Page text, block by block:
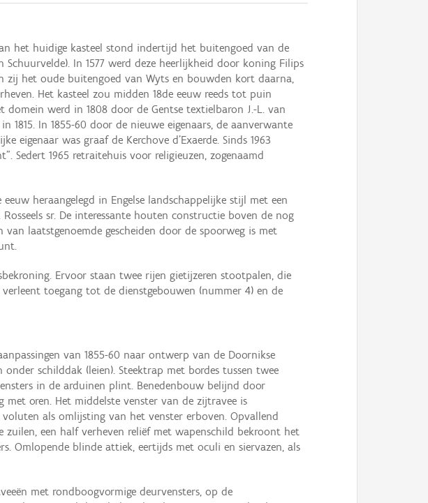
het huidige kasteel stond indertijd het buitengoed van de
In 1577 werd deze heerlijkheid door koning Filips
zij het oude buitengoed van Wyts en bouwden kort daarna,
Het kasteel zou midden 18de eeuw reeds tot puin
werd in 1808 door de Gentse textielbaron J.-L. van
In 1855-60 door de nieuwe eigenaars, de aanverwante
eigenaar was graaf de Kerchove d'Exaerde. Sinds 1963
Sedert 1965 retraitehuis voor religieuzen, zogenaamd
heraangelegd in Engelse landschappelijke stijl met een
sr. De interessante houten constructie boven de nog
laatstgenoemde gescheiden door de spoorweg is met
Ervoor staan twee rijen gietijzeren stootpalen, die
toegang tot de dienstgebouwen (nummer 4) en de
van 1855-60 naar ontwerp van de Doornikse
schilddak (leien). Steektrap met bordes tussen twee
in de arduinen plint. Benedenbouw belijnd door
oren. Het middelste venster van de zijtravee is
als omlijsting van het venster erboven. Opvallend
een half verheven reliëf met wapenschild bekroont het
Omlopende blinde attiek, eertijds met oculi en siervazen, als
met rondboogvormige deurvensters, op de